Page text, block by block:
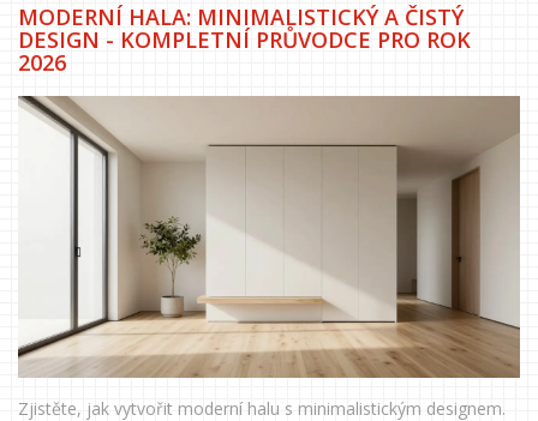
MODERNÍ HALA: MINIMALISTICKÝ A ČISTÝ
DESIGN - KOMPLETNÍ PRŮVODCE PRO ROK
2026
Zjistěte, jak vytvořit moderní halu s minimalistickým designem.